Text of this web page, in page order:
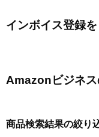
インボイス登録
Amazonビジネス
商品検索結果の絞り